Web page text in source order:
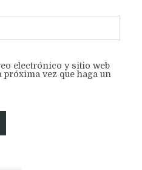
electrónico y sitio web
próxima vez que haga un